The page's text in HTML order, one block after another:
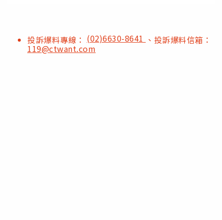
投訴爆料專線： (02)6630-8641 、投訴爆料信箱：
119@ctwant.com